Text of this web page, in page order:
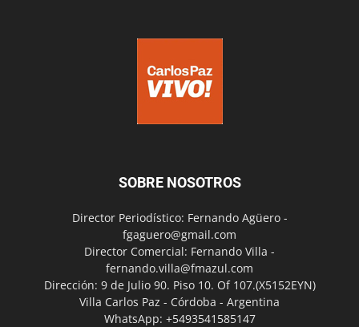
SOBRE NOSOTROS
Director Periodístico: Fernando Agüero -
fgaguero@gmail.com
Director Comercial: Fernando Villa -
fernando.villa@fmazul.com
Dirección: 9 de Julio 90. Piso 10. Of 107.(X5152EYN)
Villa Carlos Paz - Córdoba - Argentina
WhatsApp: +5493541585147